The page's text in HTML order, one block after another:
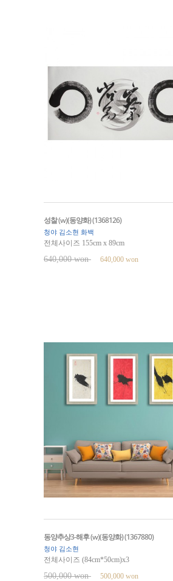
성찰 (w)(동양화) (1368126)
청야 김소현 화백
전체사이즈 155cm x 89cm
640,000 won 640,000 won
동양추상3-해후 (w)(동양화) (1367880)
청야 김소현
전체사이즈 (84cm*50cm)x3
500,000 won 500,000 won